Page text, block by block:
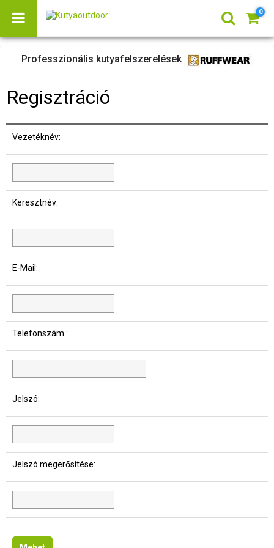
0
Professzionális kutyafelszerelések
Regisztráció
Vezetéknév:
Keresztnév:
E-Mail :
Telefonszám :
Jelszó:
Jelszó megerősítése: